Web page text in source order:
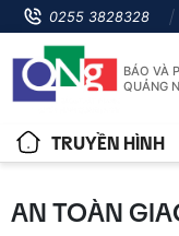
0255 3828328
BÁO VÀ
QUẢNG
TRUYỀN HÌNH
AN TOÀN